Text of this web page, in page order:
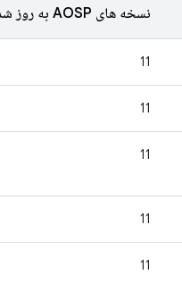
نسخه های AOSP به روز شده
11
11
11
11
11